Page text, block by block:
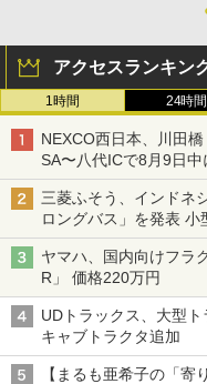
アクセスランキン
1時間 24時間
NEXCO西日本、川田
SA〜八代ICで8月9日
三菱ふそう、インドネ
ロングバス」を発表 小
バス
ヤマハ、国内向けフラ
R」 価格220万円
UDトラックス、大型
キャブトラクタ追加
【まるも亜希子の「